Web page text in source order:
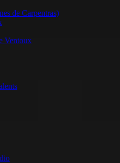
de Carpentras)
Ventoux